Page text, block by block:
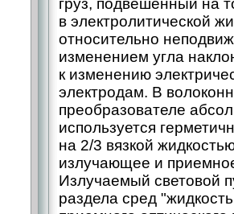
груз, подвешенный на
в электролитической
относительно
изменением угла
к изменению
электродам. В
преобразователе
используется
на 2/3 вязкой
излучающее и
Излучаемый световой
раздела сред